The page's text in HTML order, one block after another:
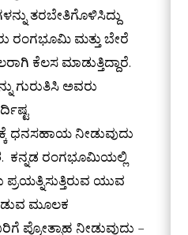
ತರಬೇತಿಗೊಳಿಸಿದ್ದು
ರಂಗಭೂಮಿ ಮತ್ತು ಬೇರೆ
ಕೆಲಸ ಮಾಡುತ್ತಿದ್ದಾರೆ.
ಗುರುತಿಸಿ ಅವರು
ನೀಡುವುದು
ರಂಗಭೂಮಿಯಲ್ಲಿ
ಪ್ರಯತ್ನಿಸುತ್ತಿರುವ ಯುವ
ಮೂಲಕ
ಪ್ರೋತ್ಸಾಹ ನೀಡುವುದು –